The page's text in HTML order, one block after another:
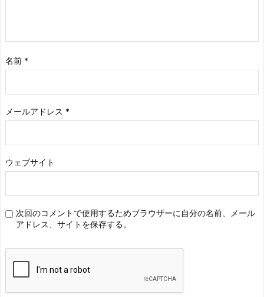
名前 *
メールアドレス *
ウェブサイト
次回のコメントで使用するためブラウザーに自分の名前、メール
アドレス、サイトを保存する。